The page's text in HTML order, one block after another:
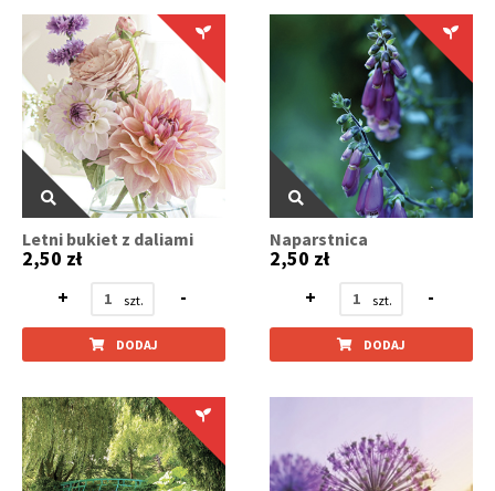
Letni bukiet z daliami
2,50 zł
+
-
DODAJ
Naparstnica
2,50 zł
+
-
DODAJ